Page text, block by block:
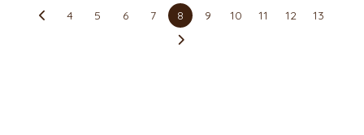
4 5 6 7 8 9 10 11 12 13